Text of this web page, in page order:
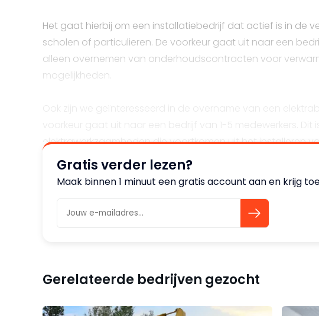
Het gaat hierbij om een installatiebedrijf dat actief is in de
scholen of particulieren. De voorkeur gaat uit naar een
alleen overnemen van onderhoudscontracten voor
mogelijkheden.
elektrawerkzaamheden die voortkomen uit het installeren
Gratis verder lezen?
Maak binnen 1 minuut een gratis account aan en krijg
Gerelateerde bedrijven gezocht